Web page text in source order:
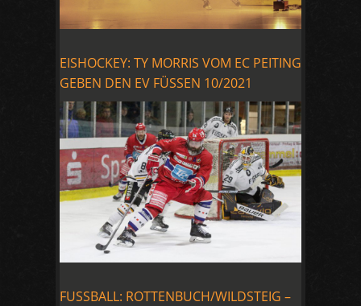
EISHOCKEY: TY MORRIS VOM EC PEITING
GEBEN DEN EV FÜSSEN 10/2021
FUSSBALL: ROTTENBUCH/WILDSTEIG –